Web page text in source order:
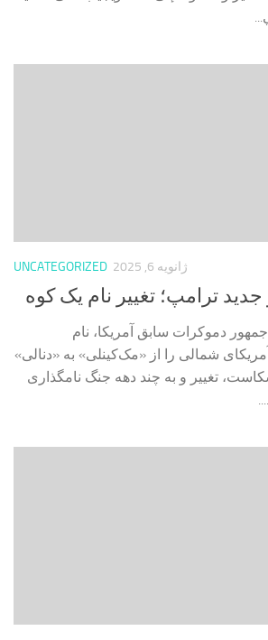
UNCATEGORIZED ژانویه 6, 2025
ترامپ؛ تغییر نام یک کوه
دموکرات سابق آمریکا، نام
شمالی را از «مک‌کینلی» به «دنالی»
تغییر و به چند دهه جنگ نامگذاری